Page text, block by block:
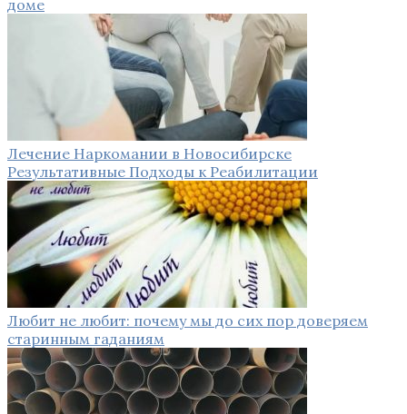
доме
Лечение Наркомании в Новосибирске
Результативные Подходы к Реабилитации
Любит не любит: почему мы до сих пор доверяем
старинным гаданиям